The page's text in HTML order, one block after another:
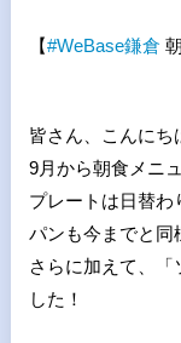
【#WeBase鎌倉
皆さん、こんにち
9月から朝食メニ
プレートは日替わ
パンも今までと同
さらに加えて、「
した！